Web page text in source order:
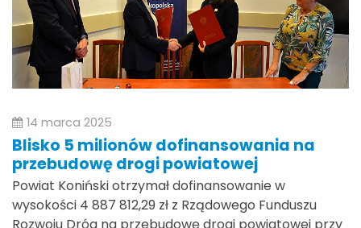
14 marca 2025
Blisko 5 milionów dofinansowania na
przebudowę drogi powiatowej
Powiat Koniński otrzymał dofinansowanie w
wysokości 4 887 812,29 zł z Rządowego Funduszu
Rozwoju Dróg na przebudowę drogi powiatowej przy